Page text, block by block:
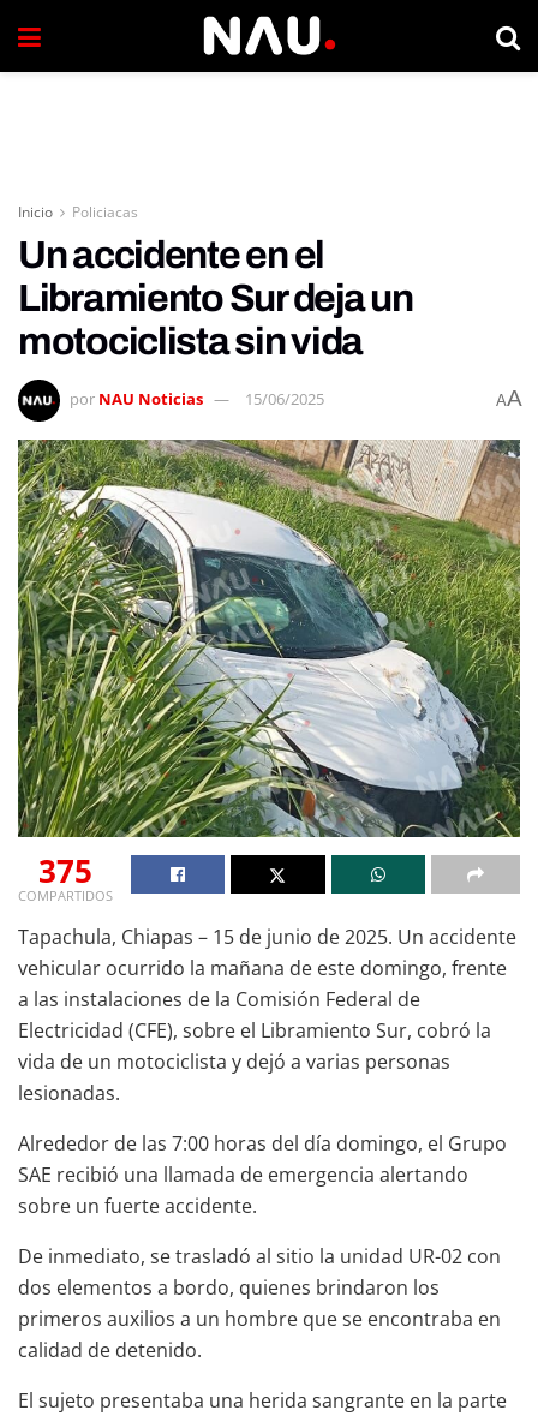
Inicio Policiacas
Un accidente en el
Libramiento Sur deja un
motociclista sin vida
por NAU Noticias 15/06/2025 AA
375
COMPARTIDOS
Tapachula, Chiapas – 15 de junio de 2025. Un accidente
vehicular ocurrido la mañana de este domingo, frente
a las instalaciones de la Comisión Federal de
Electricidad (CFE), sobre el Libramiento Sur, cobró la
vida de un motociclista y dejó a varias personas
lesionadas.
Alrededor de las 7:00 horas del día domingo, el Grupo
SAE recibió una llamada de emergencia alertando
sobre un fuerte accidente.
De inmediato, se trasladó al sitio la unidad UR-02 con
dos elementos a bordo, quienes brindaron los
primeros auxilios a un hombre que se encontraba en
calidad de detenido.
El sujeto presentaba una herida sangrante en la parte